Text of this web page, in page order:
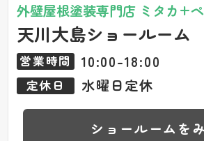
外壁屋根塗装専門店 ミタカ+
天川大島ショールーム
営業時間 10:00-18:00
定休日 水曜日定休
ショールームを